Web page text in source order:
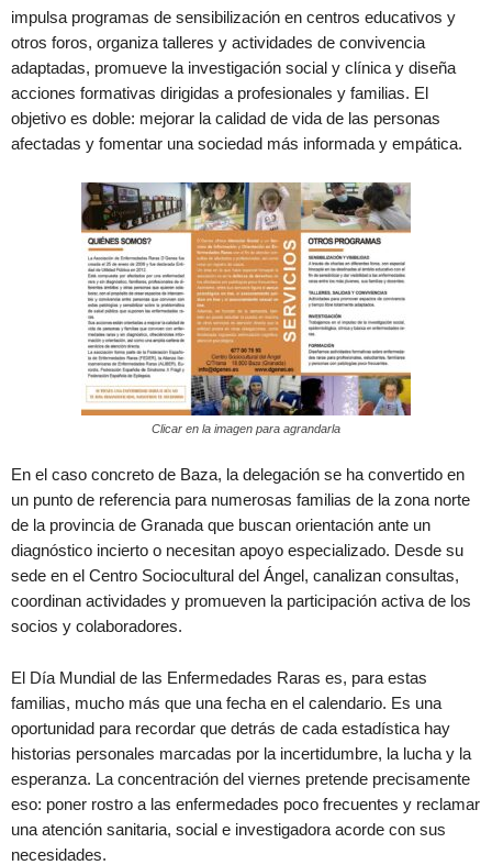
impulsa programas de sensibilización en centros educativos y
otros foros, organiza talleres y actividades de convivencia
adaptadas, promueve la investigación social y clínica y diseña
acciones formativas dirigidas a profesionales y familias. El
objetivo es doble: mejorar la calidad de vida de las personas
afectadas y fomentar una sociedad más informada y empática.
Clicar en la imagen para agrandarla
En el caso concreto de Baza, la delegación se ha convertido en
un punto de referencia para numerosas familias de la zona norte
de la provincia de Granada que buscan orientación ante un
diagnóstico incierto o necesitan apoyo especializado. Desde su
sede en el Centro Sociocultural del Ángel, canalizan consultas,
coordinan actividades y promueven la participación activa de los
socios y colaboradores.
El Día Mundial de las Enfermedades Raras es, para estas
familias, mucho más que una fecha en el calendario. Es una
oportunidad para recordar que detrás de cada estadística hay
historias personales marcadas por la incertidumbre, la lucha y la
esperanza. La concentración del viernes pretende precisamente
eso: poner rostro a las enfermedades poco frecuentes y reclamar
una atención sanitaria, social e investigadora acorde con sus
necesidades.